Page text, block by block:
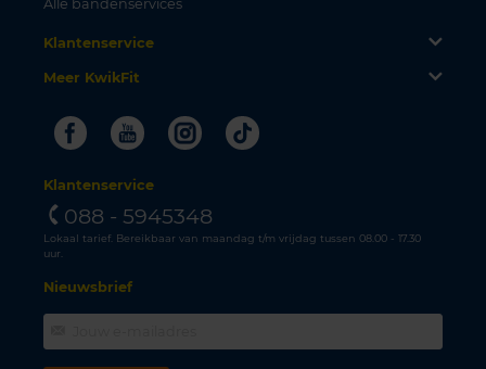
Alle bandenservices
Klantenservice
Meer KwikFit
FacebookYoutubeInstagram
Tiktok
Klantenservice
088 - 5945348
Lokaal tarief. Bereikbaar van maandag t/m vrijdag tussen 08.00 - 17.30
uur.
Nieuwsbrief